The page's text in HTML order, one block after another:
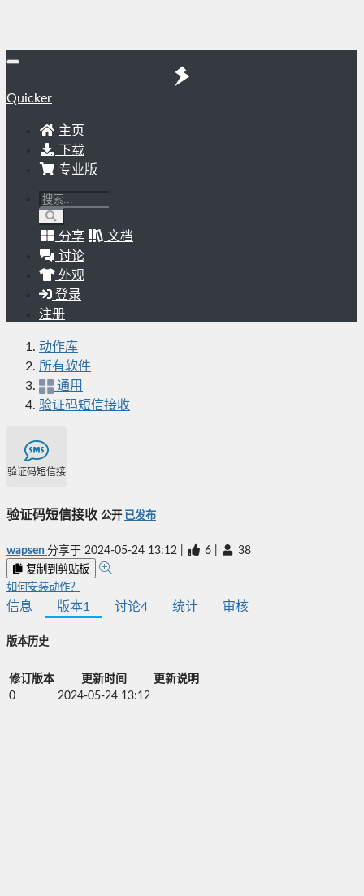
Quicker
主页
下载
专业版
分享
文档
讨论
外观
登录
注册
动作库
所有软件
通用
验证码短信接收
验证码短信接收
验证码短信接收 公开 已发布
wapsen 分享于 2024-05-24 13:12 6 38
复制到剪贴板
如何安装动作？
信息 版本1 讨论4 统计 审核
版本历史
修订版本 更新时间
更新说明
0
2024-05-24 13:12